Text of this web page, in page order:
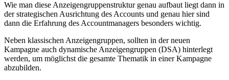
Wie man diese Anzeigengruppenstruktur genau aufbaut liegt dann in
der strategischen Ausrichtung des Accounts und genau hier sind
dann die Erfahrung des Accountmanagers besonders wichtig.
Neben klassischen Anzeigengruppen, sollten in der neuen
Kampagne auch dynamische Anzeigengruppen (DSA) hinterlegt
werden, um möglichst die gesamte Thematik in einer Kampagne
abzubilden.